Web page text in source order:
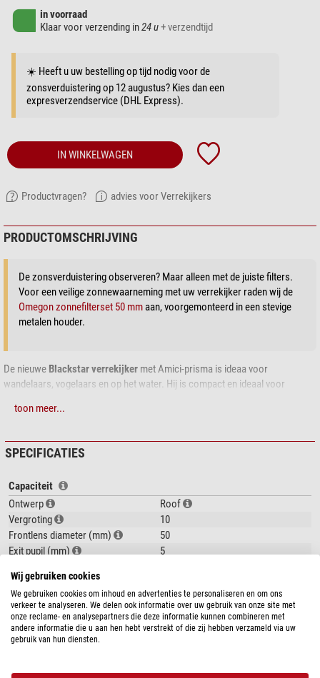
in voorraad
Klaar voor verzending in24 u+ verzendtijd
☀️ Heeft u uw bestelling op tijd nodig voor de
zonsverduistering op 12 augustus? Kies dan een
expresverzendservice (DHL Express).
IN WINKELWAGEN
Productvragen? advies voor Verrekijkers
PRODUCTOMSCHRIJVING
De zonsverduistering observeren? Maar alleen met de juiste filters.
Voor een veilige zonnewaarneming met uw verrekijker raden wij de
Omegon zonnefilterset 50 mmaan, voorgemonteerd in een stevige
metalen houder.
De nieuwe Blackstar verrekijker met Amici-prisma is ideaa voor
wandelaars, vogelaars en op het water. Hij is compact en ideaal voor
topvan zijn klasse. Dankzij de vormgevingligt hij perfect in de handen
door de extrarubberen buitenlaag
heeft slechts een anderhalve omwenteling nodig om van van dichtbij over te
gaan naar oneindig ver weg. Zelfs dan blijft het zichtveld duidelijk en kunt u
het beeld dus eenvoudig scherpstellen.
De verrekijker heeft een breed en scherp zichtveld
binnenkantvan de kokers zijn
en versterken zo het contrast tijdens de waarneming.
De eigenschappen in een notendop:
toon meer...
SPECIFICATIES
Capaciteit
Ontwerp
Roof
Vergroting
10
Frontlens diameter (mm)
50
Exit pupil (mm)
5
Focus systeem
wiel)
Lens coating
meervoudig
Oculairdoppen
toon meer...
Wij gebruiken cookies
We gebruiken cookies om inhoud en advertenties te personaliseren en om ons
verkeer te analyseren. We delen ook informatie over uw gebruik van onze site met
onze reclame- en analysepartners die deze informatie kunnen combineren met
andere informatie die u aan hen hebt verstrekt of die zij hebben verzameld via uw
gebruik van hun diensten.